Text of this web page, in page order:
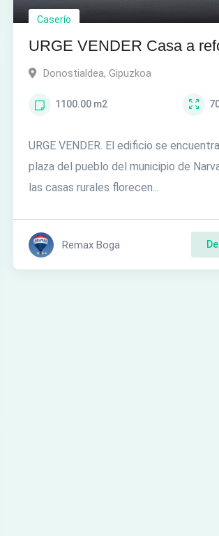
Caserío
URGE VENDER Casa a
con infinidad de
Donostialdea, Gipuzkoa
1100.00 m2
URGE VENDER. El edificio se
plaza del pueblo del municipio de
las casas rurales florecen...
Remax Boga